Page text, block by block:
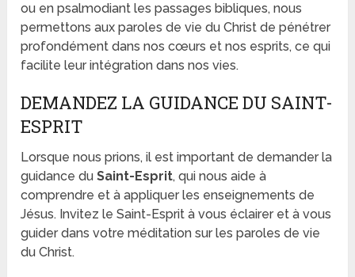
ou en psalmodiant les passages bibliques, nous
permettons aux paroles de vie du Christ de pénétrer
profondément dans nos cœurs et nos esprits, ce qui
facilite leur intégration dans nos vies.
DEMANDEZ LA GUIDANCE DU SAINT-
ESPRIT
Lorsque nous prions, il est important de demander la
guidance duSaint-Esprit, qui nous aide à
comprendre et à appliquer les enseignements de
Jésus. Invitez le Saint-Esprit à vous éclairer et à vous
guider dans votre méditation sur les paroles de vie
du Christ.